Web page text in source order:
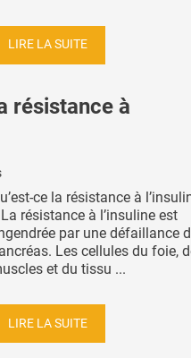
LIRE LA SUITE
résistance à
ce la résistance à
résistance à l’insuline est
par une défaillance
Les cellules du foie,
et du tissu ...
LIRE LA SUITE